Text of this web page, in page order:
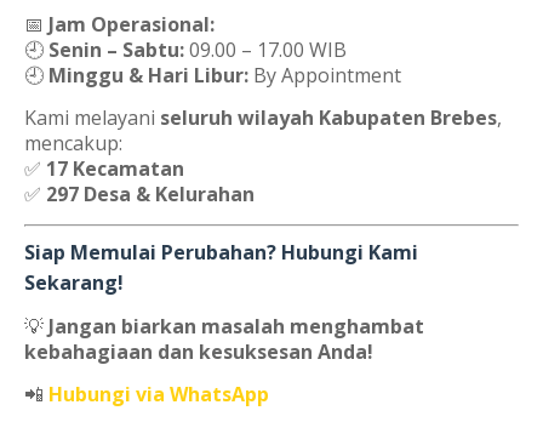
📅 Jam Operasional:
🕘 Senin – Sabtu:09.00 – 17.00 WIB
🕘 Minggu & Hari Libur: By Appointment
Kami melayani seluruh wilayah Kabupaten Brebes,
mencakup:
✅ 17 Kecamatan
✅ 297 Desa & Kelurahan
Siap Memulai Perubahan? Hubungi Kami
Sekarang!
💡 Jangan biarkan masalah menghambat
kebahagiaan dan kesuksesan Anda!
📲 Hubungi via WhatsApp